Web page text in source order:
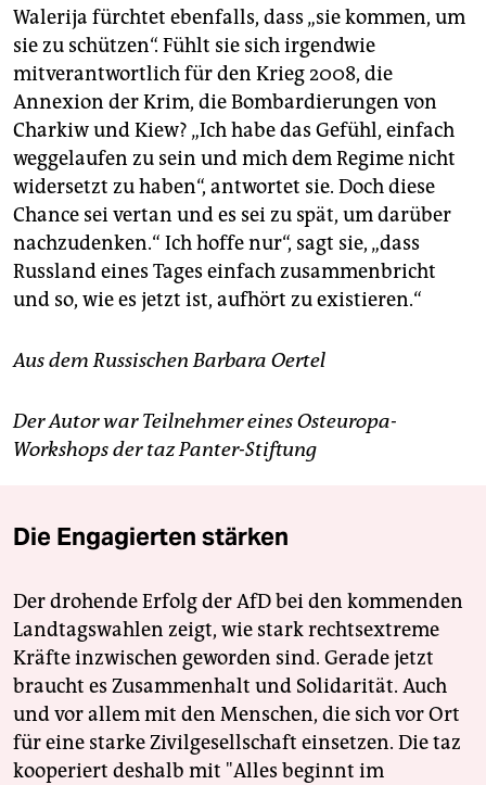
Walerija fürchtet ebenfalls, dass „sie kommen, um
sie zu schützen“. Fühlt sie sich irgendwie
mitverantwortlich für den Krieg 2008, die
Annexion der Krim, die Bombardierungen von
Charkiw und Kiew? „Ich habe das Gefühl, einfach
weggelaufen zu sein und mich dem Regime nicht
widersetzt zu haben“, antwortet sie. Doch diese
Chance sei vertan und es sei zu spät, um darüber
nachzudenken.“ Ich hoffe nur“, sagt sie, „dass
Russland eines Tages einfach zusammenbricht
und so, wie es jetzt ist, aufhört zu existieren.“
Aus dem Russischen Barbara Oertel
Der Autor war Teilnehmer eines Osteuropa-
Workshops der taz Panter-Stiftung
Die Engagierten stärken
Der drohende Erfolg der AfD bei den kommenden
Landtagswahlen zeigt, wie stark rechtsextreme
Kräfte inzwischen geworden sind. Gerade jetzt
braucht es Zusammenhalt und Solidarität. Auch
und vor allem mit den Menschen, die sich vor Ort
für eine starke Zivilgesellschaft einsetzen. Die taz
kooperiert deshalb mit "Alles beginnt im